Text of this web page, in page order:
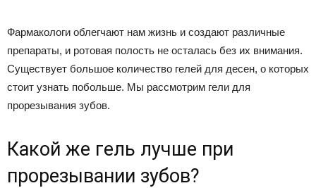
Фармакологи облегчают нам жизнь и создают различные
препараты, и ротовая полость не осталась без их внимания.
Существует большое количество гелей для десен, о которых
стоит узнать побольше. Мы рассмотрим гели для
прорезывания зубов.
Какой же гель лучше при
прорезывании зубов?